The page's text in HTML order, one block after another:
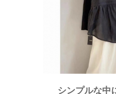
シンプルな中